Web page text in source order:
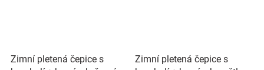
Zimní pletená čepice s
Zimní pletená čepice s